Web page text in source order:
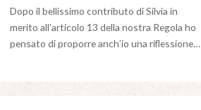
Dopo il bellissimo contributo di Silvia in
merito all’articolo 13 della nostra Regola ho
pensato di proporre anch’io una riflessione…